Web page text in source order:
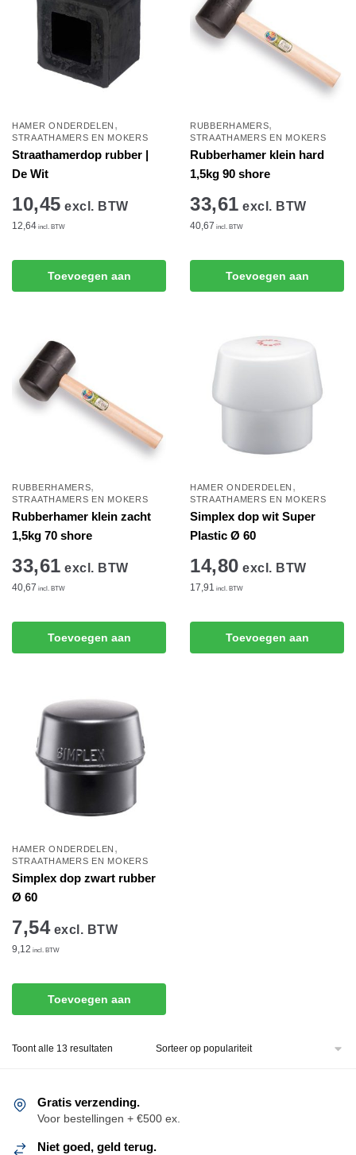
HAMER ONDERDELEN ,
STRAATHAMERS EN MOKERS
Straathamerdop rubber |
De Wit
10,45 excl. BTW
12,64 incl. BTW
Toevoegen aan
RUBBERHAMERS,
STRAATHAMERS EN MOKERS
Rubberhamer klein hard
1,5kg 90 shore
33,61 excl. BTW
40,67 incl. BTW
Toevoegen aan
RUBBERHAMERS,
STRAATHAMERS EN MOKERS
Rubberhamer klein zacht
1,5kg 70 shore
33,61 excl. BTW
40,67 incl. BTW
Toevoegen aan
HAMER ONDERDELEN ,
STRAATHAMERS EN MOKERS
Simplex dop wit Super
Plastic Ø 60
14,80 excl. BTW
17,91 incl. BTW
Toevoegen aan
HAMER ONDERDELEN ,
STRAATHAMERS EN MOKERS
Simplex dop zwart rubber
Ø 60
7,54excl. BTW
9,12 incl. BTW
Toevoegen aan
Toont alle 13 resultaten Gesorteerd
Gratis verzending.
Voor bestellingen + €500 ex.
Niet goed, geld terug.